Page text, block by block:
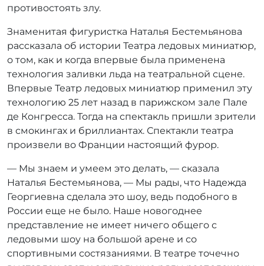
противостоять злу.
Знаменитая фигуристка Наталья Бестемьянова
рассказала об истории Театра ледовых миниатюр,
о том, как и когда впервые была применена
технология заливки льда на театральной сцене.
Впервые Театр ледовых миниатюр применил эту
технологию 25 лет назад в парижском зале Пале
де Конгресса. Тогда на спектакль пришли зрители
в смокингах и бриллиантах. Спектакли театра
произвели во Франции настоящий фурор.
— Мы знаем и умеем это делать, — сказала
Наталья Бестемьянова, — Мы рады, что Надежда
Георгиевна сделала это шоу, ведь подобного в
России еще не было. Наше новогоднее
представление не имеет ничего общего с
ледовыми шоу на большой арене и со
спортивными состязаниями. В театре точечно